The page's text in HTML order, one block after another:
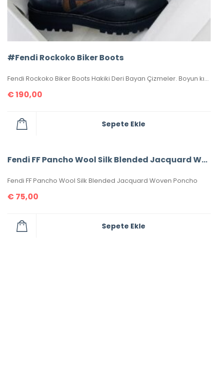
#Fendi Rockoko Biker Boots
Fendi Rockoko Biker Boots Hakiki Deri Bayan Çizmeler. Boyun kısmı yünlü kakar dokuma kumaştır. Yüksek kalite, birebir üründür. 36-37-38-39-40 ölçüler mevcuttur. Topuk yüksekliği 3 cm’dir. Kutulu, toz torbalı, sertifikalıdır.
€190,00
Sepete Ekle
Fendi FF Pancho Wool Silk Blended Jacquard Woven Poncho
Fendi FF Pancho Wool Silk Blended Jacquard Woven Poncho
€ 75,00
Sepete Ekle